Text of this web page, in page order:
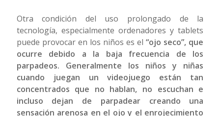
Otra condición del uso prolongado de la
tecnología, especialmente ordenadores y tablets
puede provocar en los niños es el“ojo seco”, que
ocurre debido a la baja frecuencia de los
parpadeos.
Generalmente los niños y niñas
cuando juegan un videojuego están tan
concentrados que no hablan, no escuchan e
incluso dejan de parpadear creando una
sensación arenosa en el ojo y el enrojecimiento